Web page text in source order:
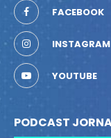
FACEBOOK
INSTAGRAM
YOUTUBE
PODCAST